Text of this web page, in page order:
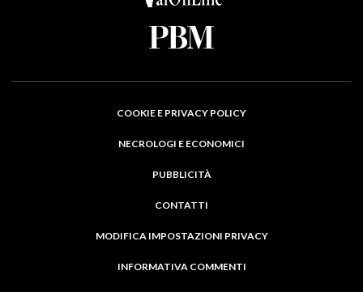
COOKIE E PRIVACY POLICY
NECROLOGI E ECONOMICI
PUBBLICITÀ
CONTATTI
MODIFICA IMPOSTAZIONI PRIVACY
INFORMATIVA COMMENTI